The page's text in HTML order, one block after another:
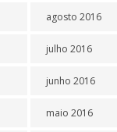
agosto 2016
julho 2016
junho 2016
maio 2016